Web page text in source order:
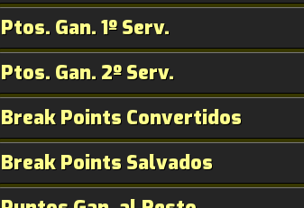
Ptos. Gan. 1º Serv.
Ptos. Gan. 2º Serv.
Break Points Convertidos
Break Points Salvados